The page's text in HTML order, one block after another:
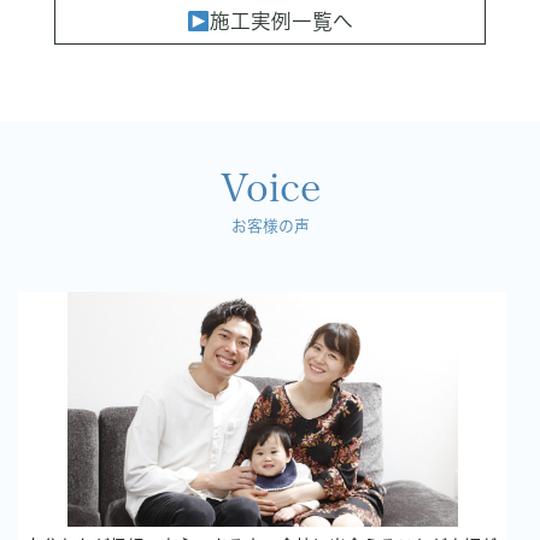
施工実例一覧へ
Voice
お客様の声